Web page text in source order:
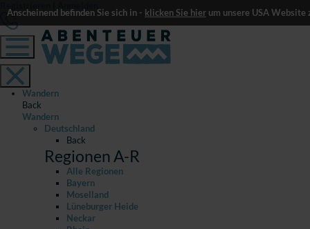
Anscheinend befinden Sie sich in - klicken Sie hier um unsere USA Website
Wandern
Back
Wandern
Deutschland
Back
Regionen A-R
Alle Regionen
Bayern
Moselland
Lüneburger Heide
Neckar